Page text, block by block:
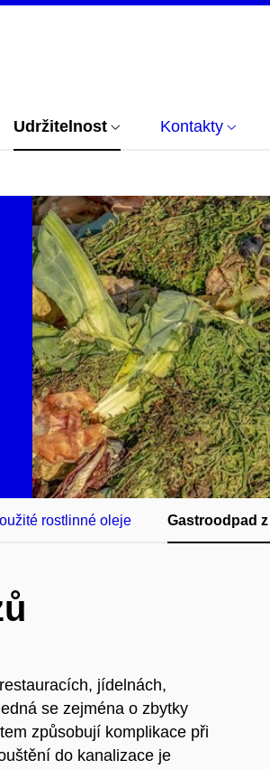
Udržitelnost Kontakty
rostlinné oleje Gastroodpad
jídelnách,
se zejména o zbytky
způsobují komplikace při
do kanalizace je